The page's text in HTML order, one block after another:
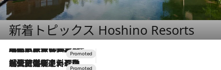
新着トピックス Hoshino Resorts
2026.7.31
【ホテル帰省】という選択肢をOMOが提案。家族とほどよい距離を保つには「昼は実家、夜は気兼ねなくホテルで！」
2026.7.24
【夏限定ディナーコース】旬を迎える稚鮎や花ズッキーニなどをイタリア・トスカーナの郷土料理の手法で満喫！